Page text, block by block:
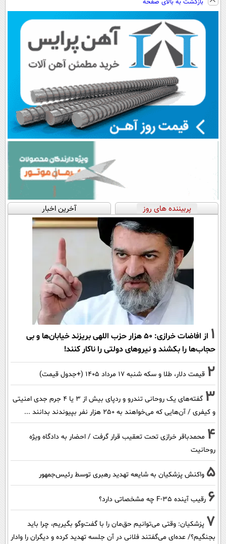
پربیننده های روز آخرین اخبار
1
از افاضات خرازی: ۵۰ هزار حزب اللهی بریزند خیابان‌ها و بی
حجاب‌ها را بکشند و نیرو‌های دولتی را ناکار کنند!
2 قیمت دلار، طلا و سکه شنبه ۱۷ مرداد ۱۴۰۵ (+جدول قیمت)
3
گفته‌های یک روحانی تندرو و ردپای بیش از ۳ یا ۴ جرم جدی امنیتی
و کیفری / آن‌هایی که می‌خواهند به ۲۵۰ هزار نفر بپیوندند بدانند ...
4 محمدباقر خرازی تحت تعقیب قرار گرفت / احضار به دادگاه ویژه
روحانیت
5 واکنش پزشکیان به شایعه تهدید رهبری توسط رئیس‌جمهور
6 رقیب آینده F-35 چه مشخصاتی دارد؟
7 پزشکیان: وقتی می‌توانیم حق‌مان را با گفت‌وگو بگیریم، چرا باید
بجنگیم؟/ عده‌ای می‌گفتند فلانی در آن جلسه تهدید کرده و دیگران را وادار